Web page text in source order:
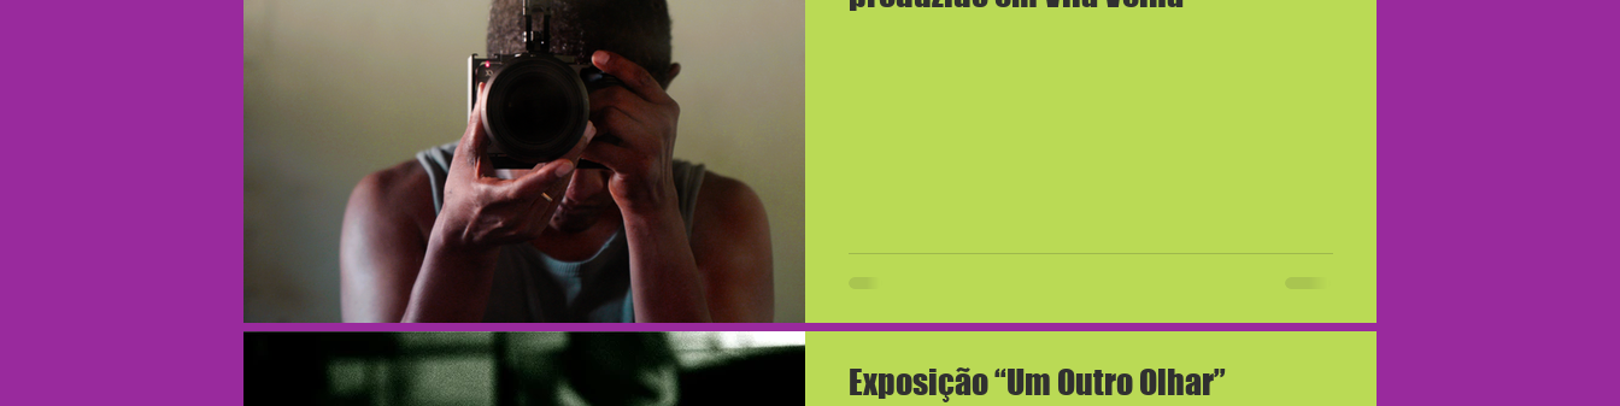
Exposição “Um Outro Olhar”